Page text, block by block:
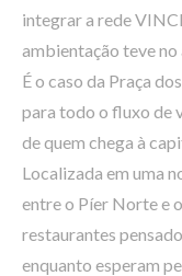
integrar a rede
ambientação teve no
É o caso da Praça
para todo o fluxo de
de quem chega à
Localizada em uma
entre o Píer Norte e
restaurantes
enquanto esperam